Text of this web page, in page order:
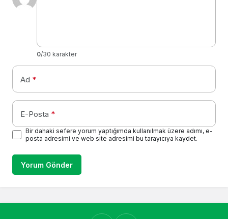
0/30 karakter
Ad *
E-Posta *
Bir dahaki sefere yorum yaptığımda kullanılmak üzere adımı, e-
posta adresimi ve web site adresimi bu tarayıcıya kaydet.
Yorum Gönder